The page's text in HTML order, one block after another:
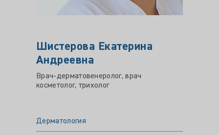
Шистерова Екатерина
Андреевна
Врач-дерматовенеролог, врач
косметолог, трихолог
Дерматология